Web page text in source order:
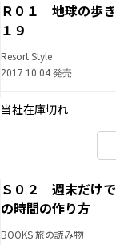
Ｒ０１ 地球の歩
１９
Resort Style
2017.10.04 発売
当社在庫切れ
Ｓ０２ 週末だけ
の時間の作り方
BOOKS 旅の読み物